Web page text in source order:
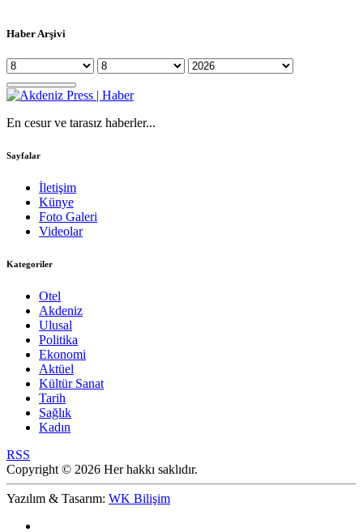
Haber Arşivi
En cesur ve tarasız haberler...
Sayfalar
İletişim
Künye
Foto Galeri
Videolar
Kategoriler
Otel
Akdeniz
Ulusal
Politika
Ekonomi
Aktüel
Kültür Sanat
Tarih
Sağlık
Kadın
RSS
Copyright © 2026 Her hakkı saklıdır.
Yazılım & Tasarım: WK Bilişim